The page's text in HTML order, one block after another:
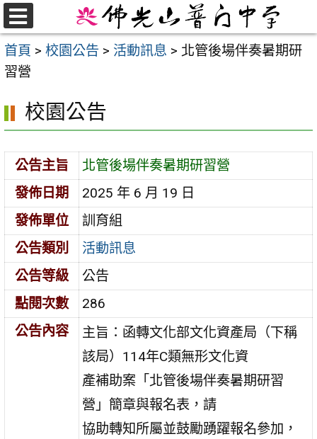
跳
至
主
要
首頁 > 校園公告 > 活動訊息 > 北管後場伴奏暑期研
習營
校園公告
公告主旨
北管後場伴奏暑期研習營
發佈日期
2025 年 6 月 19 日
發佈單位
訓育組
公告類別
活動訊息
公告等級
公告
點閱次數
286
公告內容
主旨：函轉文化部文化資產局（下稱
該局）114年C類無形文化資
產補助案「北管後場伴奏暑期研習
營」簡章與報名表，請
協助轉知所屬並鼓勵踴躍報名參加，
選
單